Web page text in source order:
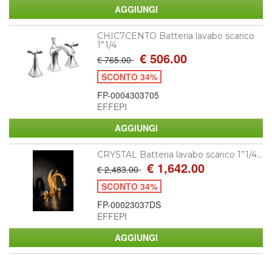
CHIC7CENTO Batteria lavabo scarico
1”1/4
€ 765.00 € 506.00
SCONTO 34%
FP-0004303705
EFFEPI
CRYSTAL Batteria lavabo scarico 1”1/4...
€ 2,483.00 € 1,642.00
SCONTO 34%
FP-00023037DS
EFFEPI